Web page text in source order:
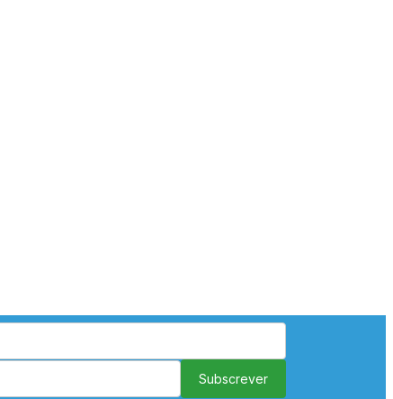
Subscrever